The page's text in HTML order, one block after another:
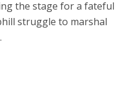
the stage for a fateful
struggle to marshal